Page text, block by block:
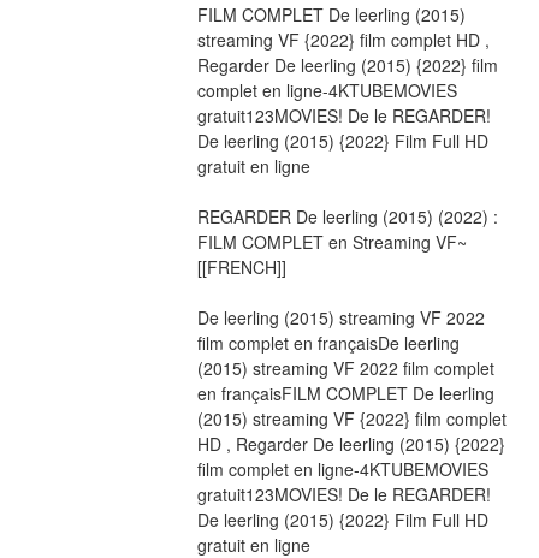
FILM COMPLET De leerling (2015)
streaming VF {2022} film complet HD ,
Regarder De leerling (2015) {2022} film
complet en ligne-4KTUBEMOVIES
gratuit123MOVIES! De le REGARDER!
De leerling (2015) {2022} Film Full HD
gratuit en ligne
REGARDER De leerling (2015) (2022) :
FILM COMPLET en Streaming VF~
[[FRENCH]]
De leerling (2015) streaming VF 2022
film complet en françaisDe leerling
(2015) streaming VF 2022 film complet
en françaisFILM COMPLET De leerling
(2015) streaming VF {2022} film complet
HD , Regarder De leerling (2015) {2022}
film complet en ligne-4KTUBEMOVIES
gratuit123MOVIES! De le REGARDER!
De leerling (2015) {2022} Film Full HD
gratuit en ligne